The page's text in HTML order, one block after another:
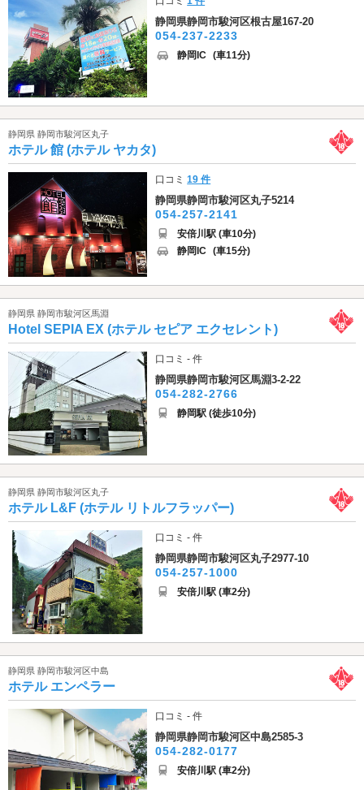
静岡県静岡市駿河区根古屋167-20
054-237-2233
静岡IC (車11分)
静岡県 静岡市駿河区丸子
ホテル 館 (ホテル ヤカタ)
口コミ19 件
静岡県静岡市駿河区丸子5214
054-257-2141
安倍川駅 (車10分)
静岡IC (車15分)
静岡県 静岡市駿河区馬淵
Hotel SEPIA EX (ホテル セピア エクセレント)
口コミ - 件
静岡県静岡市駿河区馬淵3-2-22
054-282-2766
静岡駅 (徒歩10分)
静岡県 静岡市駿河区丸子
ホテル L&F (ホテル リトルフラッパー)
口コミ - 件
静岡県静岡市駿河区丸子2977-10
054-257-1000
安倍川駅 (車2分)
静岡県 静岡市駿河区中島
ホテル エンペラー
口コミ - 件
静岡県静岡市駿河区中島2585-3
054-282-0177
安倍川駅 (車2分)